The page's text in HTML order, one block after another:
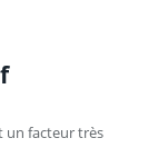
un facteur très